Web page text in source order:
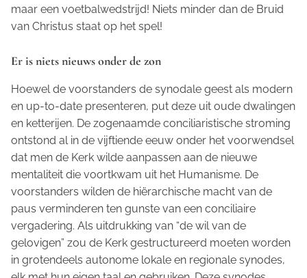
maar een voetbalwedstrijd! Niets minder dan de Bruid
van Christus staat op het spel!
Er is niets nieuws onder de zon
Hoewel de voorstanders de synodale geest als modern
en up-to-date presenteren, put deze uit oude dwalingen
en ketterijen. De zogenaamde conciliaristische stroming
ontstond al in de vijftiende eeuw onder het voorwendsel
dat men de Kerk wilde aanpassen aan de nieuwe
mentaliteit die voortkwam uit het Humanisme. De
voorstanders wilden de hiërarchische macht van de
paus verminderen ten gunste van een conciliaire
vergadering. Als uitdrukking van “de wil van de
gelovigen” zou de Kerk gestructureerd moeten worden
in grotendeels autonome lokale en regionale synodes,